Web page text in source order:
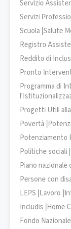
Servizio
Servizi
Scuola | Salute
Registro
Reddito di
Pronto
Programma di
Progetti Utili
Povertà |
Potenziamento
Politiche sociali |
Piano nazionale
Persone con
LEPS | Lavoro |
Includis | Home
Fondo